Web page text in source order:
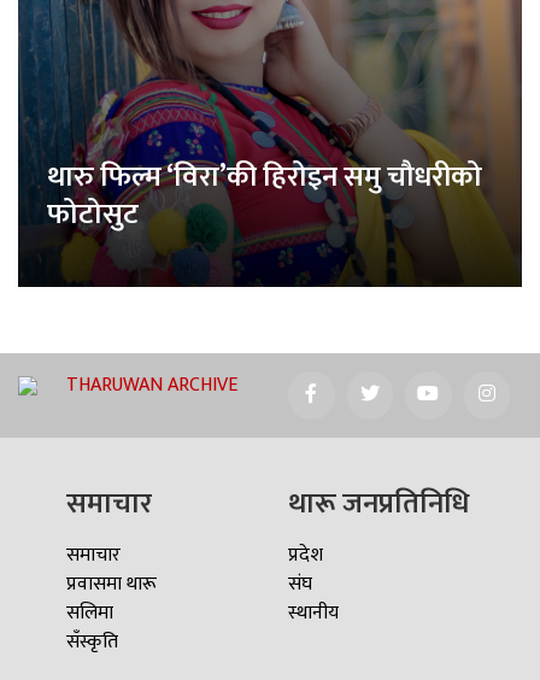
थारु फिल्म ‘विरा’की हिरोइन समु चौधरीको
फोटोसुट
THARUWAN ARCHIVE
समाचार
समाचार
प्रवासमा थारू
सलिमा
सँस्कृति
थारू जनप्रतिनिधि
प्रदेश
संघ
स्थानीय